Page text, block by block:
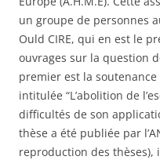
un groupe de personnes
Ould CIRE, qui en est le
ouvrages sur la question
premier est la soutenance
intitulée “L’abolition de
difficultés de son
thèse a été publiée par
reproduction des